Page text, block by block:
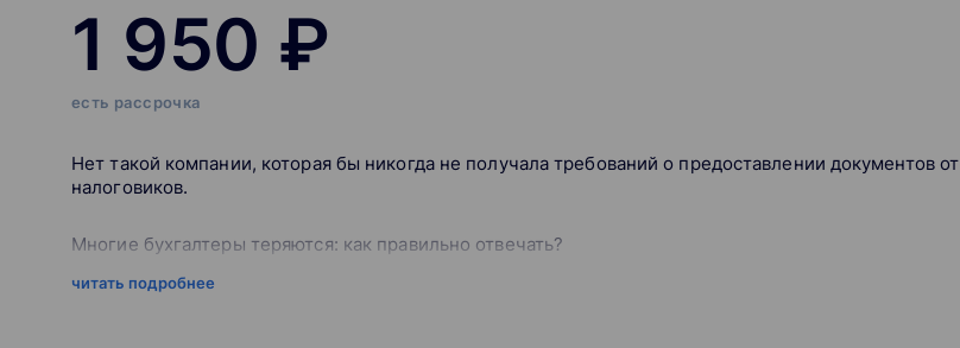
1 950 ₽
есть рассрочка
Нет такой компании, которая бы никогда не получала требований о предоставлении документов от
налоговиков.
Многие бухгалтеры теряются: как правильно отвечать?
читать подробнее